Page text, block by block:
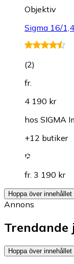
Objektiv
Sigma 16/
(2)
fr.
4 190 kr
hos SIGMA
+12 butiker
fr. 3 190 kr
Hoppa över innehållet
Annons
Trendande
Hoppa över innehållet